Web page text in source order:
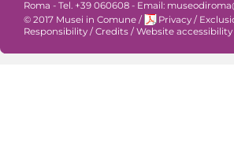
Roma - Tel. +39 060608 - Email:
© 2017 Musei in Comune / Privacy /
Responsibility / Credits / Website accessibility